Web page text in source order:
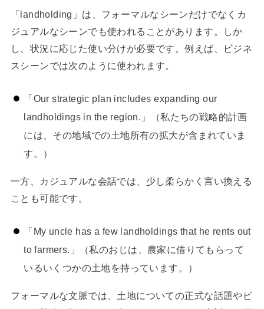
「landholding」は、フォーマルなシーンだけでなくカ
ジュアルなシーンでも使われることがあります。しか
し、状況に応じた使い分けが必要です。例えば、ビジネ
スシーンでは次のように使われます。
「Our strategic plan includes expanding our
landholdings in the region.」（私たちの戦略的計画
には、その地域での土地所有の拡大が含まれていま
す。）
一方、カジュアルな会話では、少し柔らかく言い換える
ことも可能です。
「My uncle has a few landholdings that he rents out
to farmers.」（私のおじは、農家に借りてもらって
いるいくつかの土地を持っています。）
フォーマルな文脈では、土地についての正式な話題やビ